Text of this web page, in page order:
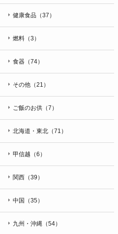
健康食品（37）
燃料（3）
食器（74）
その他（21）
ご飯のお供（7）
北海道・東北（71）
甲信越（6）
関西（39）
中国（35）
九州・沖縄（54）